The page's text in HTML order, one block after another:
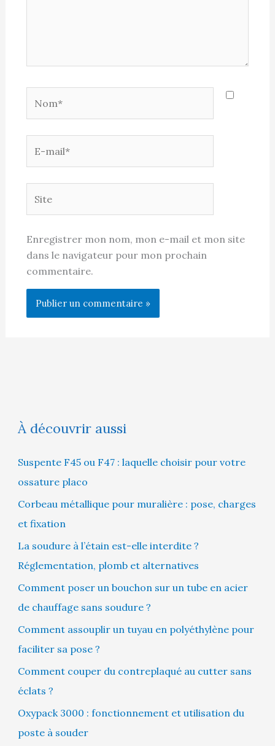
mail*
Enregistrer mon nom, mon e-mail et mon site
dans le navigateur pour mon prochain
commentaire.
À découvrir aussi
Suspente F45 ou F47 : laquelle choisir pour votre
ossature placo
Corbeau métallique pour muralière : pose, charges
et fixation
La soudure à l’étain est-elle interdite ?
Réglementation, plomb et alternatives
Comment poser un bouchon sur un tube en acier
de chauffage sans soudure ?
Comment assouplir un tuyau en polyéthylène pour
faciliter sa pose ?
Comment couper du contreplaqué au cutter sans
éclats ?
Oxypack 3000 : fonctionnement et utilisation du
poste à souder